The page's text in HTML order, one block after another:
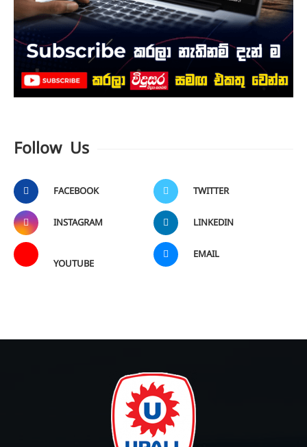
Follow Us
FACEBOOK TWITTER
INSTAGRAM LINKEDIN
YOUTUBE
EMAIL